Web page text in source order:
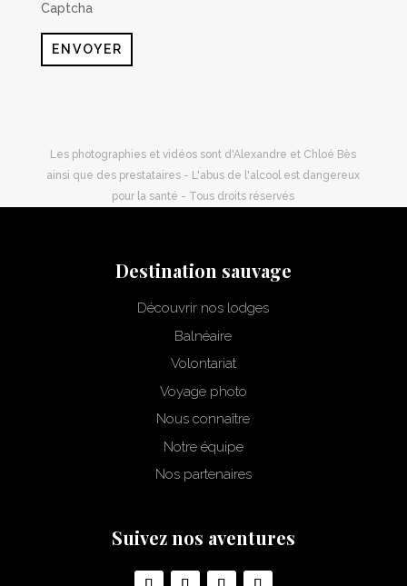
Captcha
ENVOYER
Les photographies et vidéos sont d'Alexandre et Chloé Bès
ainsi que des prestataires - L'abus de l'alcool est dangereux
pour la santé - Tous droits réservés
Destination sauvage
Découvrir nos lodges
Balnéaire
Volontariat
Voyage photo
Nous connaître
Notre équipe
Nos partenaires
Suivez nos aventures